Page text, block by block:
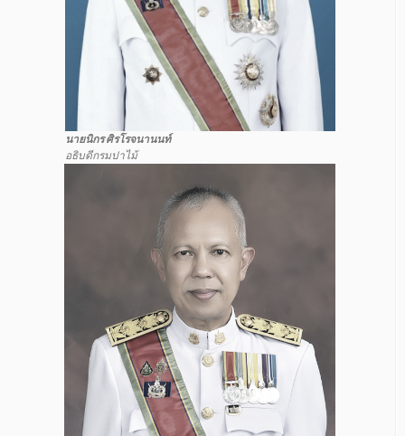
นายนิกร ศิรโรจนานนท์
อธิบดีกรมปาไม้